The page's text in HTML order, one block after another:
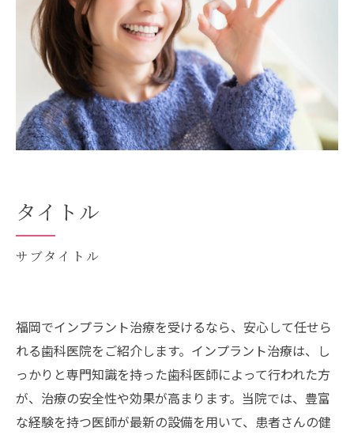
タイトル
サブタイトル
福岡でインプラント治療を受けるなら、安心して任せら
れる歯科医院をご紹介します。インプラント治療は、し
っかりと専門知識を持った歯科医師によって行われた方
が、治療の安全性や効果が高まります。当院では、豊富
な経験を持つ医師が最新の設備を用いて、患者さんの健